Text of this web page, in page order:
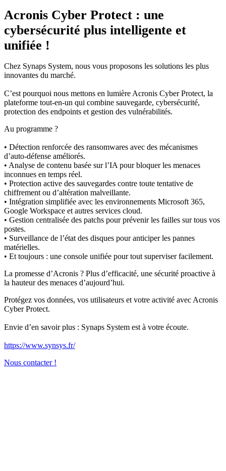
Acronis Cyber Protect : une
cybersécurité plus intelligente et
unifiée !
Chez Synaps System, nous vous proposons les solutions les plus
innovantes du marché.
C’est pourquoi nous mettons en lumière Acronis Cyber Protect, la
plateforme tout-en-un qui combine sauvegarde, cybersécurité,
protection des endpoints et gestion des vulnérabilités.
Au programme ?
• Détection renforcée des ransomwares avec des mécanismes
d’auto-défense améliorés.
• Analyse de contenu basée sur l’IA pour bloquer les menaces
inconnues en temps réel.
• Protection active des sauvegardes contre toute tentative de
chiffrement ou d’altération malveillante.
• Intégration simplifiée avec les environnements Microsoft 365,
Google Workspace et autres services cloud.
• Gestion centralisée des patchs pour prévenir les failles sur tous vos
postes.
• Surveillance de l’état des disques pour anticiper les pannes
matérielles.
• Et toujours : une console unifiée pour tout superviser facilement.
La promesse d’Acronis ? Plus d’efficacité, une sécurité proactive à
la hauteur des menaces d’aujourd’hui.
Protégez vos données, vos utilisateurs et votre activité avec Acronis
Cyber Protect.
Envie d’en savoir plus : Synaps System est à votre écoute.
https://www.synsys.fr/
Nous contacter !